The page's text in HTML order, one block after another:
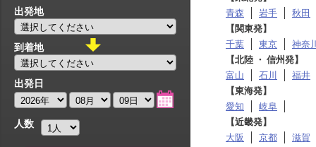
出発地
到着地
出発日
人数
青森
岩手
秋田
【関東発】
千葉
東京
神奈
【北陸 ・ 信州発】
富山
石川
福井
【東海発】
愛知
岐阜
【近畿発】
大阪
京都
滋賀